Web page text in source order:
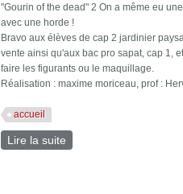
"Gourin of the dead" 2 On a même eu
avec une horde !
Bravo aux élèves de cap 2 jardinier
vente ainsi qu'aux bac pro sapat, cap 1,
faire les figurants ou le maquillage.
Réalisation : maxime moriceau, prof :
accueil
Lire la suite